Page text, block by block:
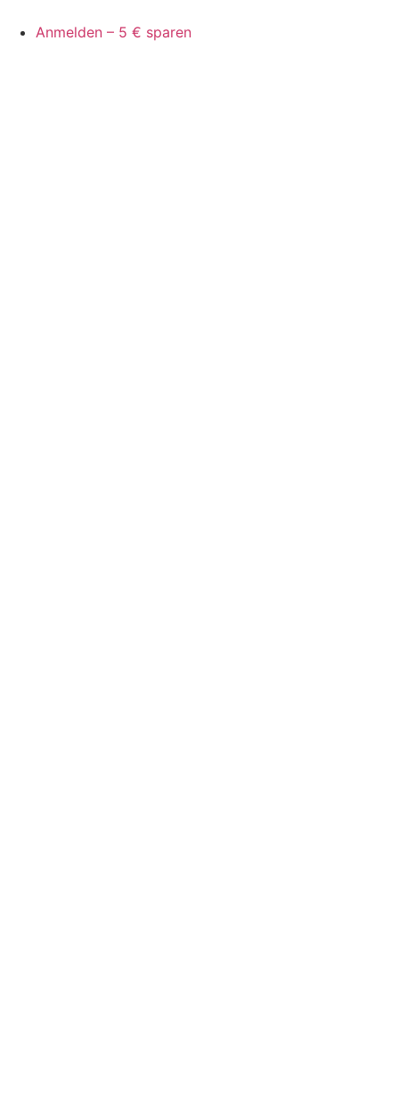
Anmelden – 5 € sparen